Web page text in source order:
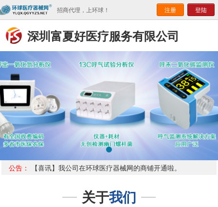
招商代理，上环球！ 注册 登陆
深圳富夏好医疗服务有限公司
公告： 【喜讯】我公司在环球医疗器械网的商铺开通啦。
关于我们